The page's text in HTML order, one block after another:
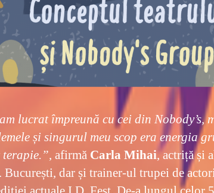
lucrat împreună cu cei din Nobody’s,
și singurul meu scop era energia
, afirmă Carla Mihai, actriță și
dar și trainer-ul trupei de